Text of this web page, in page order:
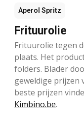
Aperol Spritz
Frituurolie
Frituurolie tegen
plaats. Het
folders. Blader
geweldige prijzen
beste prijzen
Kimbino.be.